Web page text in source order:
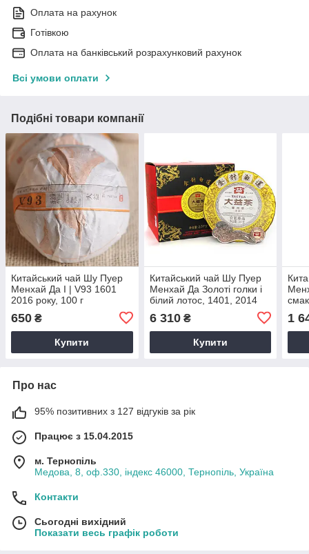
Оплата на рахунок
Готівкою
Оплата на банківський розрахунковий рахунок
Всі умови оплати
Подібні товари компанії
Китайський чай Шу Пуер
Менхай Да І | V93 1601
2016 року, 100 г
650 ₴
Купити
Китайський чай Шу Пуер
Менхай Да Золоті голки і
білий лотос, 1401, 2014
6 310₴
Купити
1
Про нас
95% позитивних з 127 відгуків за рік
Працює з 15.04.2015
м. Тернопіль
Медова, 8, оф.330, індекс 46000, Тернопіль, Україна
Контакти
Сьогодні вихідний
Показати весь графік роботи